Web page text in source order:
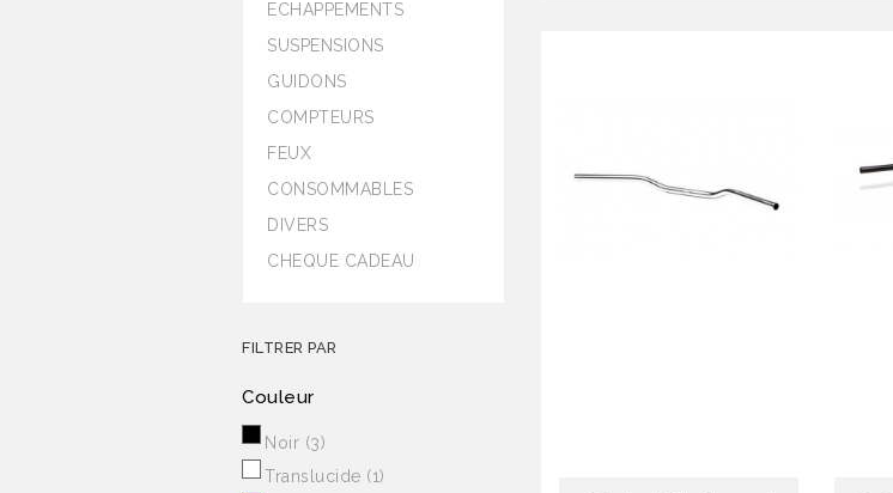
ECHAPPEMENTS
SUSPENSIONS
GUIDONS
COMPTEURS
FEUX
CONSOMMABLES
DIVERS
CHEQUE CADEAU
FILTRER PAR
Couleur
Noir (3)
Translucide (1)